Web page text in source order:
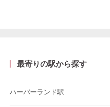
最寄りの駅から探す
ハーバーランド駅